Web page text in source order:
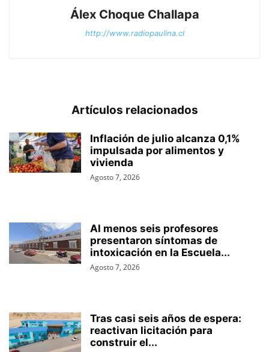
Álex Choque Challapa
http://www.radiopaulina.cl
Artículos relacionados
Inflación de julio alcanza 0,1%
impulsada por alimentos y
vivienda
Agosto 7, 2026
Al menos seis profesores
presentaron síntomas de
intoxicación en la Escuela...
Agosto 7, 2026
Tras casi seis años de espera:
reactivan licitación para
construir el...